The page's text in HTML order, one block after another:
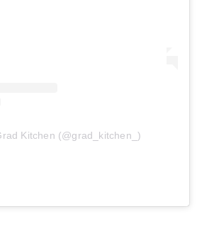
Kitchen (@grad_kitchen_)